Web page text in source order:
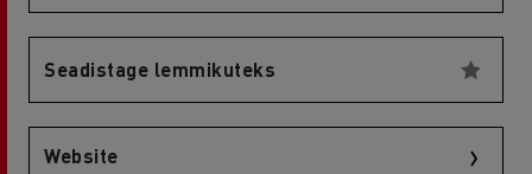
Seadistage lemmikuteks
Website